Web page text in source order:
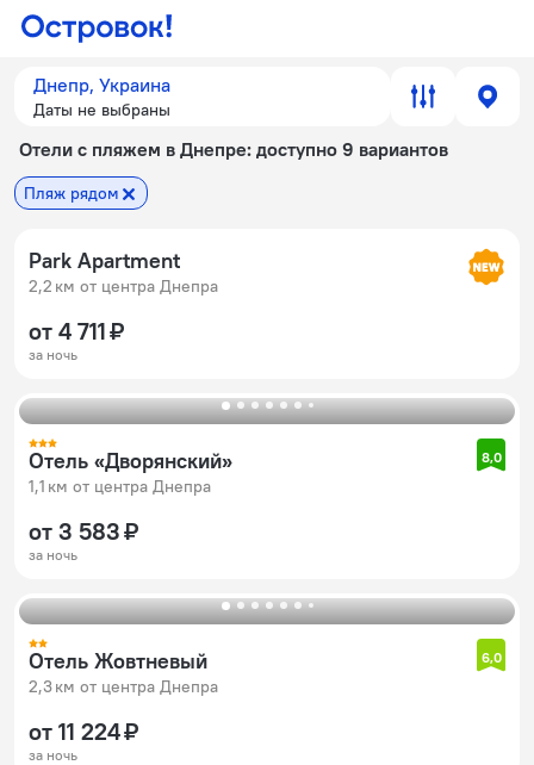
Днепр, Украина
Даты не выбраны
Отели с пляжем в Днепре: доступно 9 вариантов
Пляж рядом
Park Apartment
2,2 км от центра Днепра
от 4 711 ₽
за ночь
Отель «Дворянский»
1,1 км от центра Днепра
8,0
от 3 583 ₽
за ночь
Отель Жовтневый
2,3 км от центра Днепра
6,0
от 11 224 ₽
за ночь